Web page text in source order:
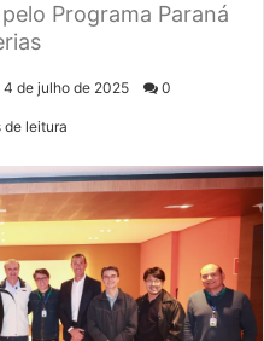
Programa Paraná
4 de julho de 2025 0
de leitura